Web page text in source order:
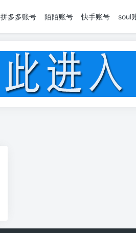
拼多多账号 陌陌账号 快手账号 soul